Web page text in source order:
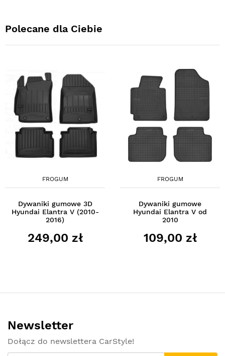
Polecane dla Ciebie
FROGUM
Dywaniki gumowe 3D
Hyundai Elantra V (2010-
2016)
249,00 zł
FROGUM
Dywaniki gumowe
Hyundai Elantra V od
2010
109,00 zł
Newsletter
Dołącz do newslettera CarStyle!